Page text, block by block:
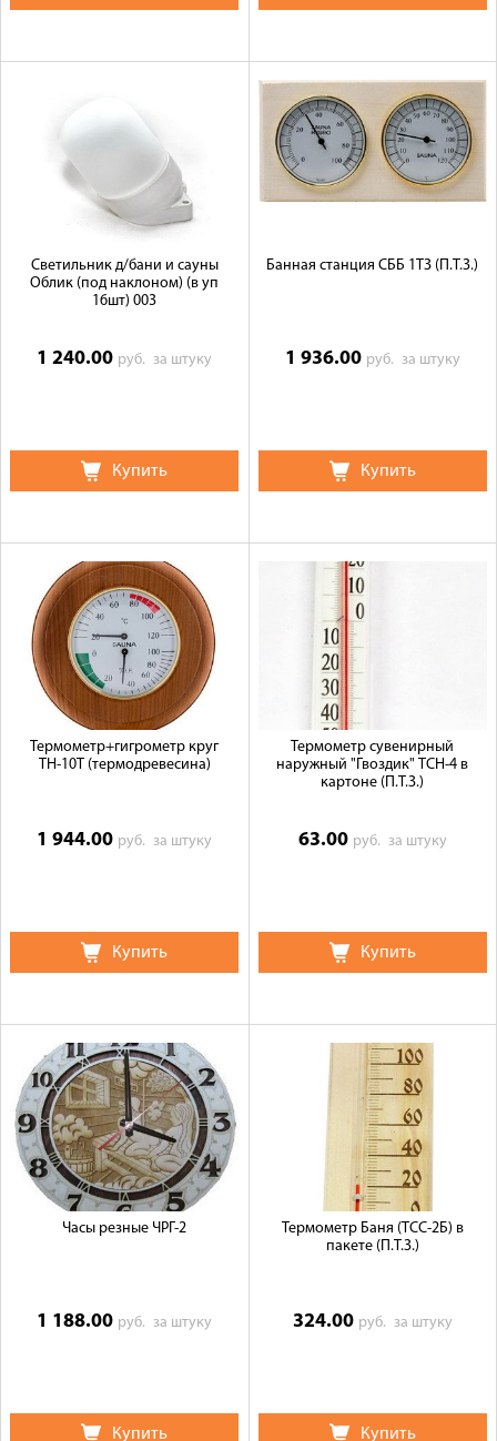
Светильник д/бани и сауны
Облик (под наклоном) (в уп
16шт) 003
1 240.00 руб.за штуку
Купить
Банная станция СББ 1ТЗ (П.Т.З.)
1 936.00 руб. за штуку
Купить
Термометр+гигрометр круг
ТН-10T (термодревесина)
1 944.00 руб.за штуку
Купить
Термометр сувенирный
наружный "Гвоздик" ТСН-4 в
картоне (П.Т.З.)
63.00 руб. за штуку
Купить
Часы резные ЧРГ-2
1 188.00 руб.за штуку
Купить
Термометр Баня (ТСС-2Б) в
пакете (П.Т.З.)
324.00 руб. за штуку
Купить